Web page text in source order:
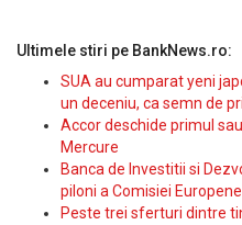
Ultimele stiri pe BankNews.ro:
SUA au cumparat yeni
un deceniu, ca semn de
Accor deschide primul
Mercure
Banca de Investitii si
piloni a Comisiei Europene
Peste trei sferturi dintre